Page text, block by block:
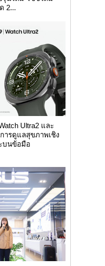
2...
Ultra2 และ
ารดูแลสุขภาพเชิง
บนข้อมือ